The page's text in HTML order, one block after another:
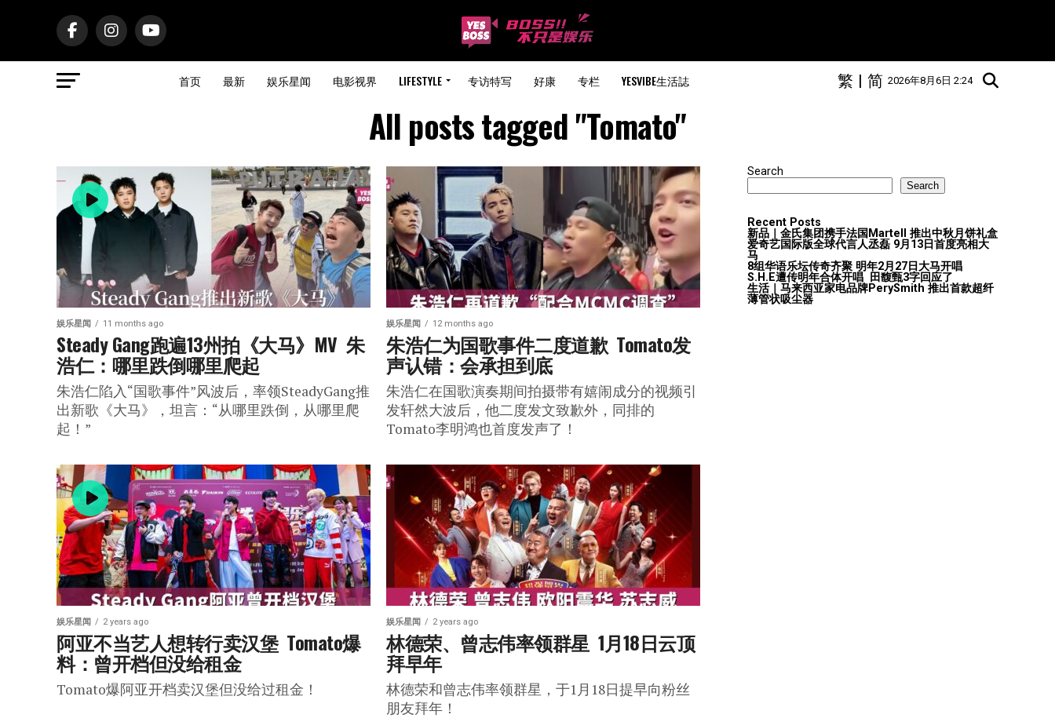
首页 最新 娱乐星闻 电影视界 LIFESTYLE 专访特写 好康 专栏 YESVIBE生活誌 2026年8月6日 2:24
简
|
繁
All posts tagged "Tomato"
娱乐星闻 11 months ago
Steady Gang跑遍13州拍《大马》MV  朱
浩仁：哪里跌倒哪里爬起
朱浩仁陷入“国歌事件”风波后，率领SteadyGang推
出新歌《大马》，坦言：“从哪里跌倒，从哪里爬
起！”
娱乐星闻 12 months ago
朱浩仁为国歌事件二度道歉  Tomato发
声认错：会承担到底
朱浩仁在国歌演奏期间拍摄带有嬉闹成分的视频引
发轩然大波后，他二度发文致歉外，同排的
Tomato李明鸿也首度发声了！
娱乐星闻 2 years ago
阿亚不当艺人想转行卖汉堡  Tomato爆
料：曾开档但没给租金
Tomato爆阿亚开档卖汉堡但没给过租金！
娱乐星闻 2 years ago
林德荣、曾志伟率领群星  1月18日云顶
拜早年
林德荣和曾志伟率领群星，于1月18日提早向粉丝
朋友拜年！
Search
Search
Recent Posts
新品｜金氏集团携手法国Martell 推出中秋月饼礼盒
爱奇艺国际版全球代言人丞磊 9月13日首度亮相大
马
8组华语乐坛传奇⻬聚 明年2月27日大马开唱
S.H.E遭传明年合体开唱 田馥甄3字回应了
生活｜马来西亚家电品牌PerySmith 推出首款超纤
薄管状吸尘器